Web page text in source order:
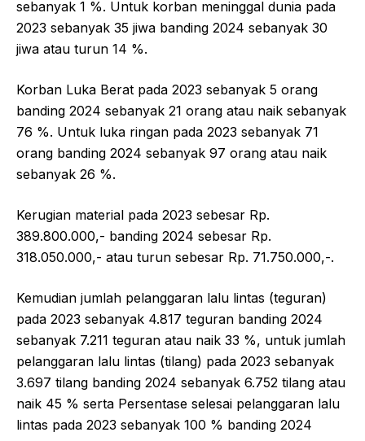
sebanyak 1 %. Untuk korban meninggal dunia pada
2023 sebanyak 35 jiwa banding 2024 sebanyak 30
jiwa atau turun 14 %.
Korban Luka Berat pada 2023 sebanyak 5 orang
banding 2024 sebanyak 21 orang atau naik sebanyak
76 %. Untuk luka ringan pada 2023 sebanyak 71
orang banding 2024 sebanyak 97 orang atau naik
sebanyak 26 %.
Kerugian material pada 2023 sebesar Rp.
389.800.000,- banding 2024 sebesar Rp.
318.050.000,- atau turun sebesar Rp. 71.750.000,-.
Kemudian jumlah pelanggaran lalu lintas (teguran)
pada 2023 sebanyak 4.817 teguran banding 2024
sebanyak 7.211 teguran atau naik 33 %, untuk jumlah
pelanggaran lalu lintas (tilang) pada 2023 sebanyak
3.697 tilang banding 2024 sebanyak 6.752 tilang atau
naik 45 % serta Persentase selesai pelanggaran lalu
lintas pada 2023 sebanyak 100 % banding 2024